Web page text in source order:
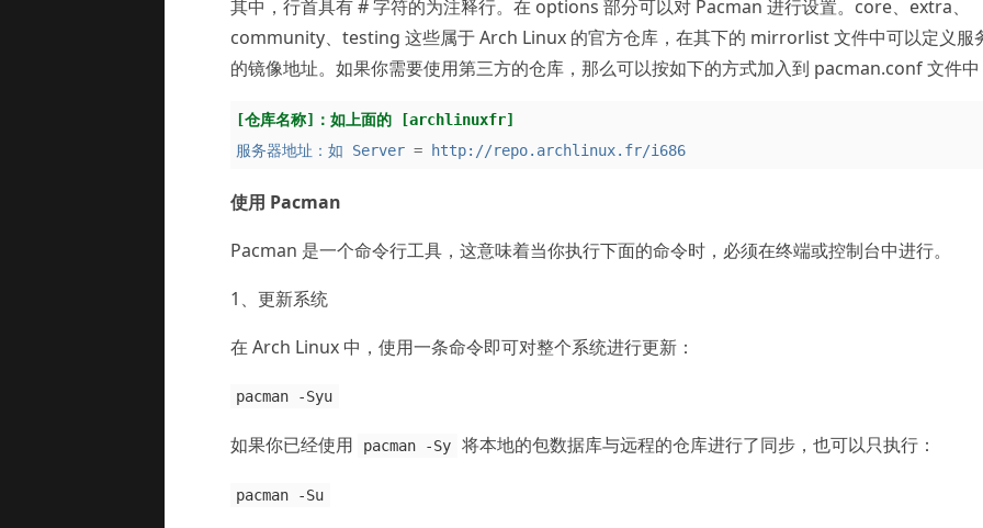
其中，行首具有 # 字符的为注释行。在 options 部分可以对 Pacman 进行设置。core、extra、
community、testing 这些属于 Arch Linux 的官方仓库，在其下的 mirrorlist 文件中可以定义服
的镜像地址。如果你需要使用第三方的仓库，那么可以按如下的方式加入到 pacman.conf 文件
[仓库名称]：如上面的 [archlinuxfr]
服务器地址：如 Server = http://repo.archlinux.fr/i686
使用 Pacman
Pacman 是一个命令行工具，这意味着当你执行下面的命令时，必须在终端或控制台中进行。
1、更新系统
在 Arch Linux 中，使用一条命令即可对整个系统进行更新：
pacman -Syu
如果你已经使用 pacman -Sy 将本地的包数据库与远程的仓库进行了同步，也可以只执行：
pacman -Su